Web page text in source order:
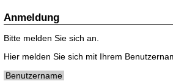
Anmeldung
Bitte melden Sie sich an.
Hier melden Sie sich mit Ihrem
Benutzername